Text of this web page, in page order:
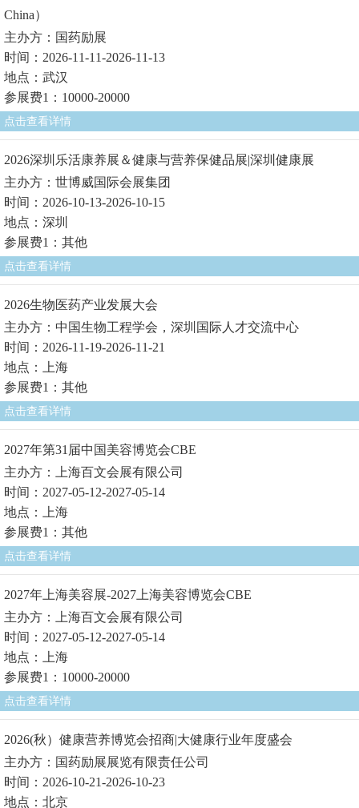
China）
主办方：国药励展
时间：2026-11-11-2026-11-13
地点：武汉
参展费1：10000-20000
点击查看详情
2026深圳乐活康养展＆健康与营养保健品展|深圳健康展
主办方：世博威国际会展集团
时间：2026-10-13-2026-10-15
地点：深圳
参展费1：其他
点击查看详情
2026生物医药产业发展大会
主办方：中国生物工程学会，深圳国际人才交流中心
时间：2026-11-19-2026-11-21
地点：上海
参展费1：其他
点击查看详情
2027年第31届中国美容博览会CBE
主办方：上海百文会展有限公司
时间：2027-05-12-2027-05-14
地点：上海
参展费1：其他
点击查看详情
2027年上海美容展-2027上海美容博览会CBE
主办方：上海百文会展有限公司
时间：2027-05-12-2027-05-14
地点：上海
参展费1：10000-20000
点击查看详情
2026(秋）健康营养博览会招商|大健康行业年度盛会
主办方：国药励展展览有限责任公司
时间：2026-10-21-2026-10-23
地点：北京